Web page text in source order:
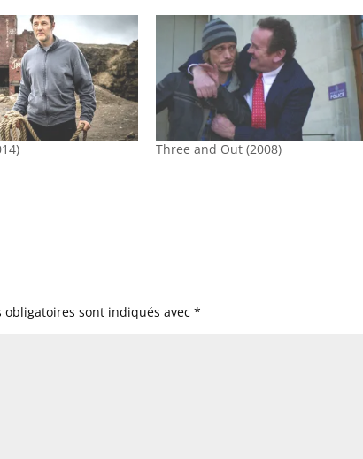
Three and Out (2008)
obligatoires sont indiqués avec*